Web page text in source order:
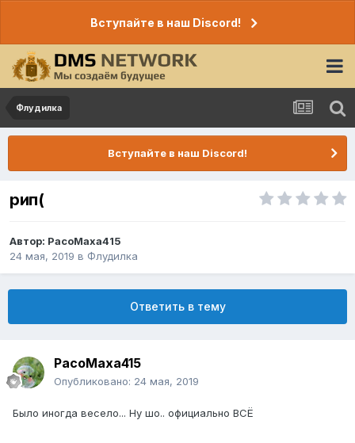
Вступайте в наш Discord!
Флудилка
Вступайте в наш Discord!
рип(
Автор: PacoMaxa415
24 мая, 2019 в Флудилка
Ответить в тему
PacoMaxa415
Опубликовано: 24 мая, 2019
Было иногда весело... Ну шо.. официально ВСЁ